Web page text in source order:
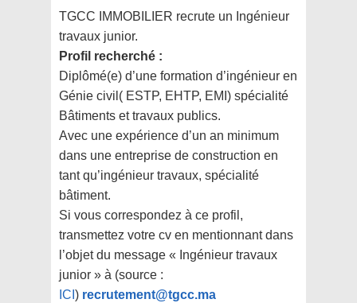
TGCC IMMOBILIER recrute un Ingénieur
travaux junior.
Profil recherché :
Diplômé(e) d’une formation d’ingénieur en
Génie civil( ESTP, EHTP, EMI) spécialité
Bâtiments et travaux publics.
Avec une expérience d’un an minimum
dans une entreprise de construction en
tant qu’ingénieur travaux, spécialité
bâtiment.
Si vous correspondez à ce profil,
transmettez votre cv en mentionnant dans
l’objet du message « Ingénieur travaux
junior » à (source :
ICI ) recrutement@tgcc.ma